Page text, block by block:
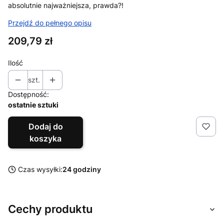
absolutnie najważniejsza, prawda?!
Przejdź do pełnego opisu
Cena
209,79 zł
Ilość
szt.
Dostępność:
ostatnie sztuki
Dodaj do
koszyka
Czas wysyłki:24 godziny
Cechy produktu